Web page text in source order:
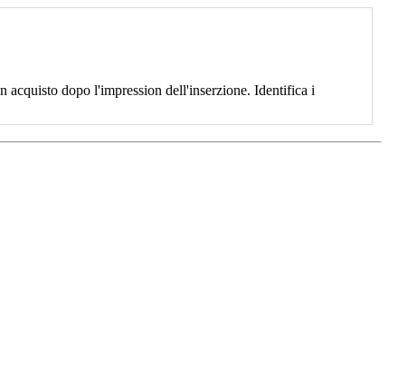
acquisto dopo l'impression dell'inserzione. Identifica i